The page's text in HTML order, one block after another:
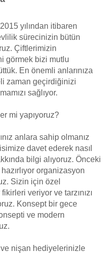
yılından itibaren
sürecinizin bütün
Çiftlerimizin
görmek bizi mutlu
En önemli anlarınıza
zaman geçirdiğinizi
sağlıyor.
mi yapıyoruz?
anlara sahip olmanız
davet ederek nasıl
bilgi alıyoruz. Önceki
organizasyon
Sizin için özel
veriyor ve tarzınızı
Konsept bir gece
ve modern
ve nişan hediyelerinizle